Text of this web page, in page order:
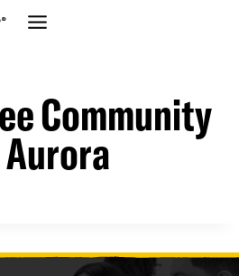
Community